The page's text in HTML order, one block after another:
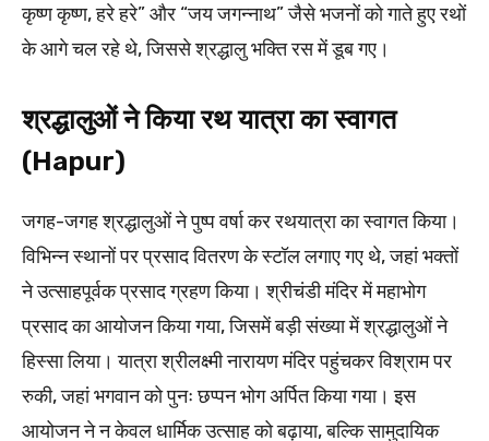
कृष्ण कृष्ण, हरे हरे” और “जय जगन्नाथ” जैसे भजनों को गाते हुए रथों
के आगे चल रहे थे, जिससे श्रद्धालु भक्ति रस में डूब गए।
श्रद्धालुओं ने किया रथ यात्रा का स्वागत
(Hapur)
जगह-जगह श्रद्धालुओं ने पुष्प वर्षा कर रथयात्रा का स्वागत किया।
विभिन्न स्थानों पर प्रसाद वितरण के स्टॉल लगाए गए थे, जहां भक्तों
ने उत्साहपूर्वक प्रसाद ग्रहण किया। श्रीचंडी मंदिर में महाभोग
प्रसाद का आयोजन किया गया, जिसमें बड़ी संख्या में श्रद्धालुओं ने
हिस्सा लिया। यात्रा श्रीलक्ष्मी नारायण मंदिर पहुंचकर विश्राम पर
रुकी, जहां भगवान को पुनः छप्पन भोग अर्पित किया गया। इस
आयोजन ने न केवल धार्मिक उत्साह को बढ़ाया, बल्कि सामुदायिक